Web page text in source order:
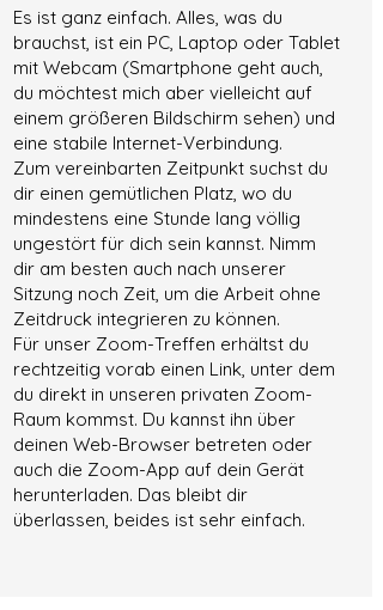
Es ist ganz einfach. Alles, was du
brauchst, ist ein PC, Laptop oder Tablet
mit Webcam (Smartphone geht auch,
du möchtest mich aber vielleicht auf
einem größeren Bildschirm sehen) und
eine stabile Internet-Verbindung.
Zum vereinbarten Zeitpunkt suchst du
dir einen gemütlichen Platz, wo du
mindestens eine Stunde lang völlig
ungestört für dich sein kannst. Nimm
dir am besten auch nach unserer
Sitzung noch Zeit, um die Arbeit ohne
Zeitdruck integrieren zu können.
Für unser Zoom-Treffen erhältst du
rechtzeitig vorab einen Link, unter dem
du direkt in unseren privaten Zoom-
Raum kommst. Du kannst ihn über
deinen Web-Browser betreten oder
auch die Zoom-App auf dein Gerät
herunterladen. Das bleibt dir
überlassen, beides ist sehr einfach.